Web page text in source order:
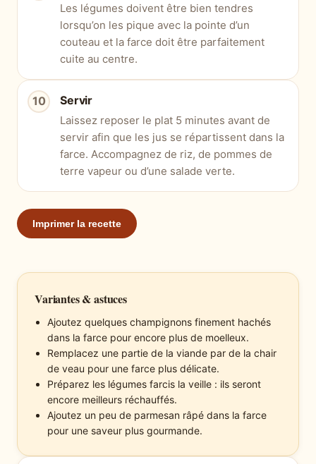
Les légumes doivent être bien tendres
lorsqu’on les pique avec la pointe d’un
couteau et la farce doit être parfaitement
cuite au centre.
Servir
Laissez reposer le plat 5 minutes avant de
servir afin que les jus se répartissent dans la
farce. Accompagnez de riz, de pommes de
terre vapeur ou d’une salade verte.
Imprimer la recette
Variantes & astuces
Ajoutez quelques champignons finement hachés
dans la farce pour encore plus de moelleux.
Remplacez une partie de la viande par de la chair
de veau pour une farce plus délicate.
Préparez les légumes farcis la veille : ils seront
encore meilleurs réchauffés.
Ajoutez un peu de parmesan râpé dans la farce
pour une saveur plus gourmande.